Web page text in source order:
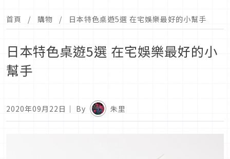
首頁 購物 日本特色桌遊5選 在宅娛樂最好的小幫手
日本特色桌遊5選 在宅娛樂最好的小
幫手
2020年09月22日 ｜ By 朱里